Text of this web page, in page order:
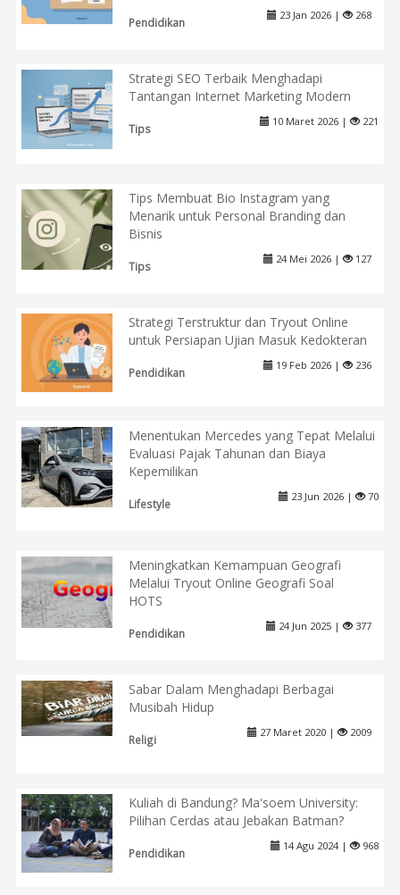
Pendidikan
23 Jan 2026 | 268
Strategi SEO Terbaik Menghadapi
Tantangan Internet Marketing Modern
Tips
10 Maret 2026 | 221
Tips Membuat Bio Instagram yang
Menarik untuk Personal Branding dan
Bisnis
Tips
24 Mei 2026 | 127
Strategi Terstruktur dan Tryout Online
untuk Persiapan Ujian Masuk Kedokteran
Pendidikan
19 Feb 2026 | 236
Menentukan Mercedes yang Tepat Melalui
Evaluasi Pajak Tahunan dan Biaya
Kepemilikan
Lifestyle
23 Jun 2026 | 70
Meningkatkan Kemampuan Geografi
Melalui Tryout Online Geografi Soal
HOTS
Pendidikan
24 Jun 2025 | 377
Sabar Dalam Menghadapi Berbagai
Musibah Hidup
Religi
27 Maret 2020 | 2009
Kuliah di Bandung? Ma'soem University:
Pilihan Cerdas atau Jebakan Batman?
Pendidikan
14 Agu 2024 | 968